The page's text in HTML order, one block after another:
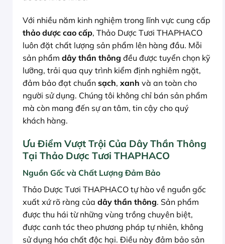
Với nhiều năm kinh nghiệm trong lĩnh vực cung cấp
thảo dược cao cấp, Thảo Dược Tươi THAPHACO
luôn đặt chất lượng sản phẩm lên hàng đầu. Mỗi
sản phẩm dây thần thông đều được tuyển chọn kỹ
lưỡng, trải qua quy trình kiểm định nghiêm ngặt,
đảm bảo đạt chuẩn sạch, xanh và an toàn cho
người sử dụng. Chúng tôi không chỉ bán sản phẩm
mà còn mang đến sự an tâm, tin cậy cho quý
khách hàng.
Ưu Điểm Vượt Trội Của Dây Thần Thông
Tại Thảo Dược Tươi THAPHACO
Nguồn Gốc và Chất Lượng Đảm Bảo
Thảo Dược Tươi THAPHACO tự hào về nguồn gốc
xuất xứ rõ ràng của dây thần thông. Sản phẩm
được thu hái từ những vùng trồng chuyên biệt,
được canh tác theo phương pháp tự nhiên, không
sử dụng hóa chất độc hại. Điều này đảm bảo sản